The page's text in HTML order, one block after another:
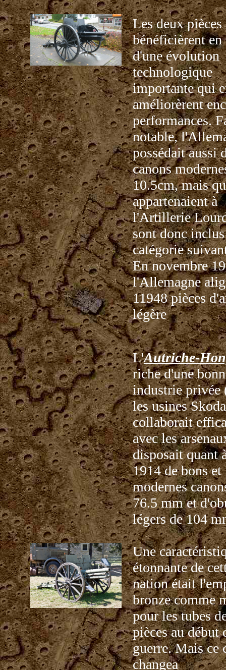
Les deux pièces
bénéficièrent en
d'une évolution
technologique
importante qui
améliorèrent
performances.
notable,
possédait aussi
canons
10.5cm, mais
appartenaient à
l'Artillerie
sont donc
catégorie
En novembre
l'Allemagne
11948 pièces
légère
L'Autriche-
riche d'une
industrie privée
les usines
collaborait
avec les
disposait quant
1914 de bons et
modernes
76.5 mm et
légers de 104
Une
étonnante de
nation était
bronze comme
pour les tubes
pièces au début
guerre. Mais ce
changea